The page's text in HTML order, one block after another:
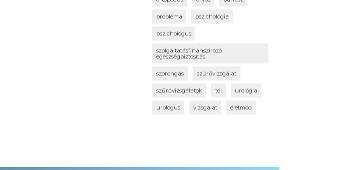
probléma pszichológia
pszichológus
szolgáltatásfinanszírozó
egészségbiztosítás
szorongás szűrővizsgálat
szűrővizsgálatok tél urológia
urológus vizsgálat életmód